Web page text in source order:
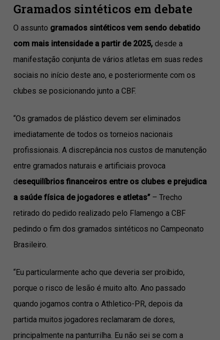
Gramados sintéticos em debate
O assunto gramados sintéticos vem sendo debatido
com mais intensidade a partir de 2025,desde a
manifestação conjunta de vários atletas em suas redes
sociais no início deste ano, e posteriormente com os
clubes se posicionando junto a CBF.
“Os gramados de plástico devem ser eliminados
imediatamente de todos os torneios nacionais
profissionais. A discrepância nos custos de manutenção
entre gramados naturais e artificiais provoca
desequilíbrios financeiros entre os clubes e prejudica
a saúde física de jogadores e atletas”– Trecho
retirado do pedido realizado pelo Flamengo a CBF
pedindo o fim dos gramados sintéticos no Campeonato
Brasileiro.
“Eu particularmente acho que deveria ser proibido,
porque o risco de lesão é muito alto. Ano passado
quando jogamos contra o Athletico-PR, depois da
partida muitos jogadores reclamaram de dores,
principalmente na panturrilha. Eu não sei se com a